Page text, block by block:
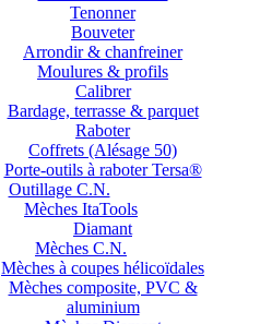
Tenonner
Bouveter
Arrondir & chanfreiner
Moulures & profils
Calibrer
Bardage, terrasse & parquet
Raboter
Coffrets (Alésage 50)
Porte-outils à raboter Tersa®
Outillage C.N.
Mèches ItaTools
Diamant
Mèches C.N.
Mèches à coupes hélicoïdales
Mèches composite, PVC &
aluminium